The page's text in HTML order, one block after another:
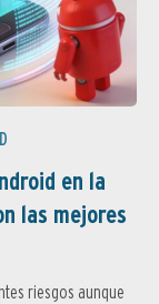
en la
las mejores
riesgos aunque